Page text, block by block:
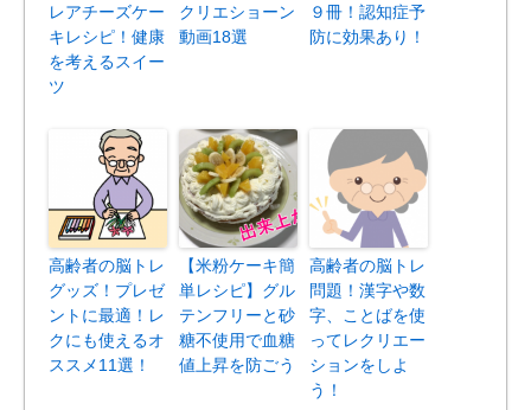
レアチーズケー
キレシピ！健康
を考えるスイー
ツ
クリエショーン
動画18選
９冊！認知症予
防に効果あり！
高齢者の脳トレ
グッズ！プレゼ
ントに最適！レ
クにも使えるオ
ススメ11選！
【米粉ケーキ簡
単レシピ】グル
テンフリーと砂
糖不使用で血糖
値上昇を防ごう
高齢者の脳トレ
問題！漢字や数
字、ことばを使
ってレクリエー
ションをしよ
う！